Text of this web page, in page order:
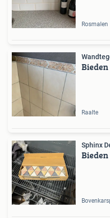
Rosmalen
Bieden
Raalte
Sphinx
Bieden